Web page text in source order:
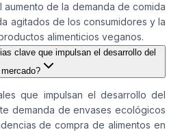
aumento de la demanda de comida
agitados de los consumidores y la
alimenticios veganos.
clave que impulsan el desarrollo del
mercado?
que impulsan el desarrollo del
demanda de envases ecológicos
de compra de alimentos en